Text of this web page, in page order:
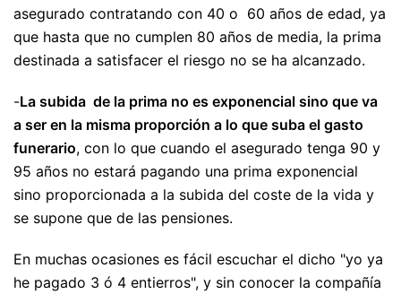
asegurado contratando con 40 o 60 años de edad, ya
que hasta que no cumplen 80 años de media, la prima
destinada a satisfacer el riesgo no se ha alcanzado.
-La subida de la prima no es exponencial sino que va
a ser en la misma proporción a lo que suba el gasto
funerario, con lo que cuando el asegurado tenga 90 y
95 años no estará pagando una prima exponencial
sino proporcionada a la subida del coste de la vida y
se supone que de las pensiones.
En muchas ocasiones es fácil escuchar el dicho "yo ya
he pagado 3 ó 4 entierros", y sin conocer la compañía